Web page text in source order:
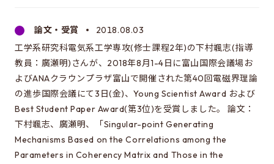
論文・受賞
2018.08.03
工学系研究科電気系工学専攻(修士課程2年)の下村颯志(指導
教員：廣瀬明)さんが、2018年8月1-4日に富山国際会議場お
よびANAクラウンプラザ富山で開催された第40回電磁界理論
の進歩国際会議にて3日(金)、Young Scientist Award および
Best Student Paper Award(第3位)を受賞しました。 論文：
下村颯志、廣瀬明、「Singular-point Generating
Mechanisms Based on the Correlations among the
Parameters in Coherency Matrix and Those in the